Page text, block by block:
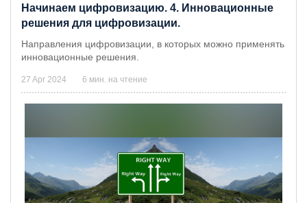
Начинаем цифровизацию. 4. Инновационные
решения для цифровизации.
Направления цифровизации, в которых можно применять
инновационные решения.
27 Apr 2024 6 мин. на чтение